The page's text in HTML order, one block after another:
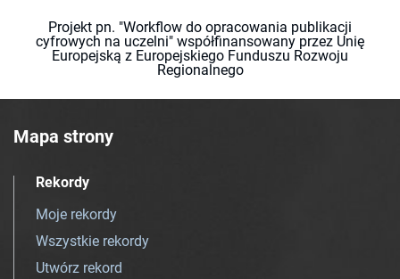
Projekt pn. "Workflow do opracowania publikacji
cyfrowych na uczelni" współfinansowany przez Unię
Europejską z Europejskiego Funduszu Rozwoju
Regionalnego
Mapa strony
Rekordy
Moje rekordy
Wszystkie rekordy
Utwórz rekord